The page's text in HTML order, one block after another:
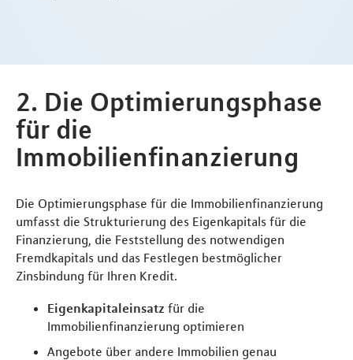
2. Die Optimierungsphase
für die
Immobilienfinanzierung
Die Optimierungsphase für die Immobilienfinanzierung
umfasst die Strukturierung des Eigenkapitals für die
Finanzierung, die Feststellung des notwendigen
Fremdkapitals und das Festlegen bestmöglicher
Zinsbindung für Ihren Kredit.
Eigenkapitaleinsatz für die
Immobilienfinanzierung optimieren
Angebote über andere Immobilien genau